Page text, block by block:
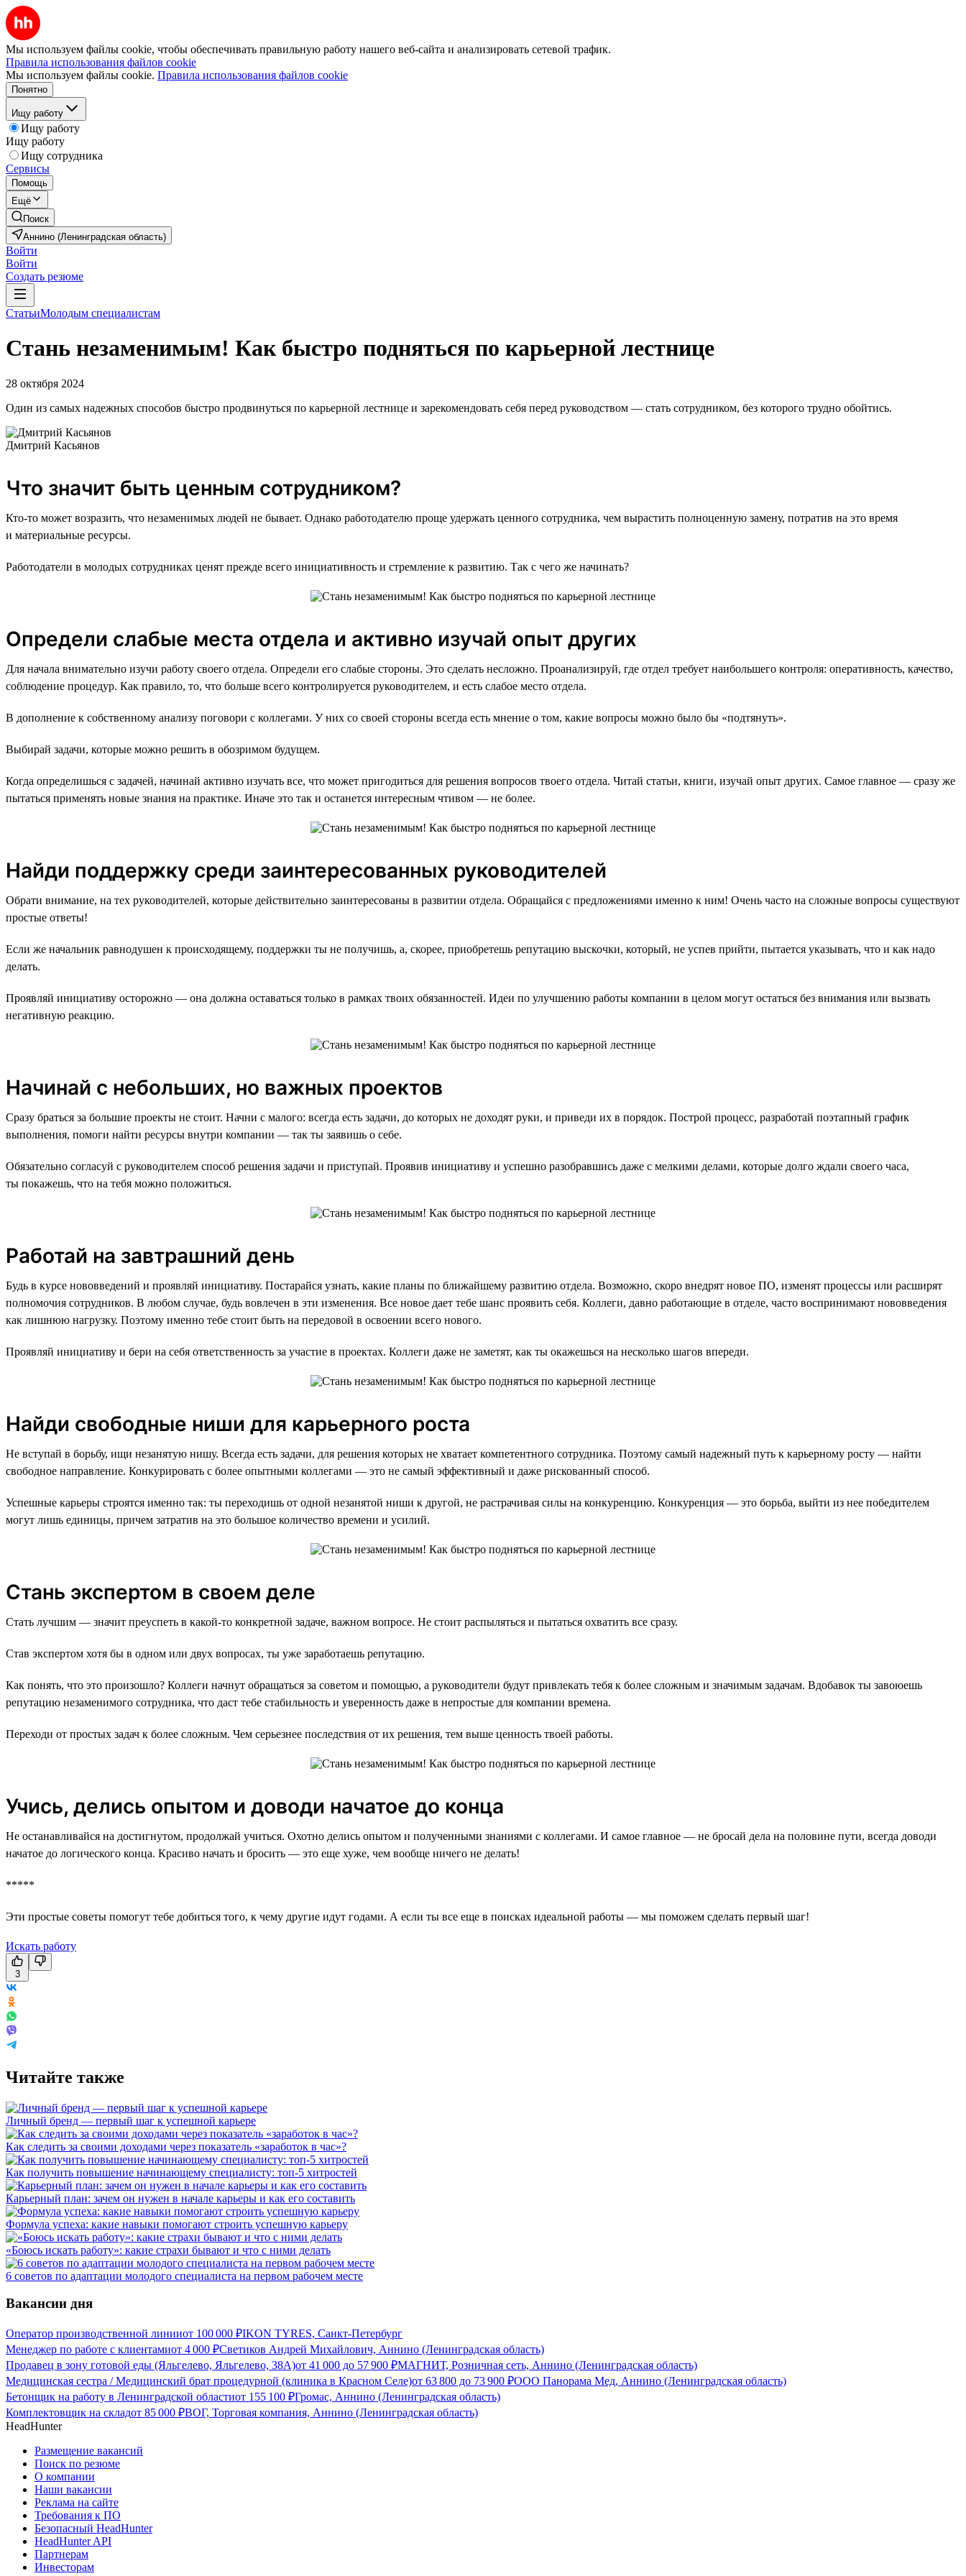
Мы используем файлы cookie, чтобы обеспечивать правильную работу нашего веб-сайта и анализировать сетевой трафик.
Правила использования файлов cookie
Мы используем файлы cookie. Правила использования файлов cookie
Понятно
Ищу работу
Ищу работу
Ищу работу
Ищу сотрудника
Сервисы
Помощь
Ещё
Поиск
Аннино (Ленинградская область)
Войти
Войти
Создать резюме
СтатьиМолодым специалистам
Стань незаменимым! Как быстро подняться по карьерной лестнице
28 октября 2024
Один из самых надежных способов быстро продвинуться по карьерной лестнице и зарекомендовать себя перед руководством — стать сотрудником, без которого трудно обойтись.
Дмитрий Касьянов
Что значит быть ценным сотрудником?
Кто-то может возразить, что незаменимых людей не бывает. Однако работодателю проще удержать ценного сотрудника, чем вырастить полноценную замену, потратив на это время
и материальные ресурсы.
Работодатели в молодых сотрудниках ценят прежде всего инициативность и стремление к развитию. Так с чего же начинать?
Определи слабые места отдела и активно изучай опыт других
Для начала внимательно изучи работу своего отдела. Определи его слабые стороны. Это сделать несложно. Проанализируй, где отдел требует наибольшего контроля: оперативность, качество,
соблюдение процедур. Как правило, то, что больше всего контролируется руководителем, и есть слабое место отдела.
В дополнение к собственному анализу поговори с коллегами. У них со своей стороны всегда есть мнение о том, какие вопросы можно было бы «подтянуть».
Выбирай задачи, которые можно решить в обозримом будущем.
Когда определишься с задачей, начинай активно изучать все, что может пригодиться для решения вопросов твоего отдела. Читай статьи, книги, изучай опыт других. Самое главное — сразу же
пытаться применять новые знания на практике. Иначе это так и останется интересным чтивом — не более.
Найди поддержку среди заинтересованных руководителей
Обрати внимание, на тех руководителей, которые действительно заинтересованы в развитии отдела. Обращайся с предложениями именно к ним! Очень часто на сложные вопросы существуют
простые ответы!
Если же начальник равнодушен к происходящему, поддержки ты не получишь, а, скорее, приобретешь репутацию выскочки, который, не успев прийти, пытается указывать, что и как надо
делать.
Проявляй инициативу осторожно — она должна оставаться только в рамках твоих обязанностей. Идеи по улучшению работы компании в целом могут остаться без внимания или вызвать
негативную реакцию.
Начинай с небольших, но важных проектов
Сразу браться за большие проекты не стоит. Начни с малого: всегда есть задачи, до которых не доходят руки, и приведи их в порядок. Построй процесс, разработай поэтапный график
выполнения, помоги найти ресурсы внутри компании — так ты заявишь о себе.
Обязательно согласуй с руководителем способ решения задачи и приступай. Проявив инициативу и успешно разобравшись даже с мелкими делами, которые долго ждали своего часа,
ты покажешь, что на тебя можно положиться.
Работай на завтрашний день
Будь в курсе нововведений и проявляй инициативу. Постарайся узнать, какие планы по ближайшему развитию отдела. Возможно, скоро внедрят новое ПО, изменят процессы или расширят
полномочия сотрудников. В любом случае, будь вовлечен в эти изменения. Все новое дает тебе шанс проявить себя. Коллеги, давно работающие в отделе, часто воспринимают нововведения
как лишнюю нагрузку. Поэтому именно тебе стоит быть на передовой в освоении всего нового.
Проявляй инициативу и бери на себя ответственность за участие в проектах. Коллеги даже не заметят, как ты окажешься на несколько шагов впереди.
Найди свободные ниши для карьерного роста
Не вступай в борьбу, ищи незанятую нишу. Всегда есть задачи, для решения которых не хватает компетентного сотрудника. Поэтому самый надежный путь к карьерному росту — найти
свободное направление. Конкурировать с более опытными коллегами — это не самый эффективный и даже рискованный способ.
Успешные карьеры строятся именно так: ты переходишь от одной незанятой ниши к другой, не растрачивая силы на конкуренцию. Конкуренция — это борьба, выйти из нее победителем
могут лишь единицы, причем затратив на это большое количество времени и усилий.
Стань экспертом в своем деле
Стать лучшим — значит преуспеть в какой-то конкретной задаче, важном вопросе. Не стоит распыляться и пытаться охватить все сразу.
Став экспертом хотя бы в одном или двух вопросах, ты уже заработаешь репутацию.
Как понять, что это произошло? Коллеги начнут обращаться за советом и помощью, а руководители будут привлекать тебя к более сложным и значимым задачам. Вдобавок ты завоюешь
репутацию незаменимого сотрудника, что даст тебе стабильность и уверенность даже в непростые для компании времена.
Переходи от простых задач к более сложным. Чем серьезнее последствия от их решения, тем выше ценность твоей работы.
Учись, делись опытом и доводи начатое до конца
Не останавливайся на достигнутом, продолжай учиться. Охотно делись опытом и полученными знаниями с коллегами. И самое главное — не бросай дела на половине пути, всегда доводи
начатое до логического конца. Красиво начать и бросить — это еще хуже, чем вообще ничего не делать!
*****
Эти простые советы помогут тебе добиться того, к чему другие идут годами. А если ты все еще в поисках идеальной работы — мы поможем сделать первый шаг!
Искать работу
3
Читайте также
Личный бренд — первый шаг к успешной карьере
Как следить за своими доходами через показатель «заработок в час»?
Как получить повышение начинающему специалисту: топ-5 хитростей
Карьерный план: зачем он нужен в начале карьеры и как его составить
Формула успеха: какие навыки помогают строить успешную карьеру
«Боюсь искать работу»: какие страхи бывают и что с ними делать
6 советов по адаптации молодого специалиста на первом рабочем месте
Вакансии дня
Оператор производственной линииот 100 000 ₽IKON TYRES, Санкт-Петербург
Менеджер по работе с клиентамиот 4 000 ₽Светиков Андрей Михайлович, Аннино (Ленинградская область)
Продавец в зону готовой еды (Яльгелево, Яльгелево, 38А)от 41 000 до 57 900 ₽МАГНИТ, Розничная сеть, Аннино (Ленинградская область)
Медицинская сестра / Медицинский брат процедурной (клиника в Красном Селе)от 63 800 до 73 900 ₽ООО Панорама Мед, Аннино (Ленинградская область)
Бетонщик на работу в Ленинградской областиот 155 100 ₽Громас, Аннино (Ленинградская область)
Комплектовщик на складот 85 000 ₽ВОГ, Торговая компания, Аннино (Ленинградская область)
HeadHunter
Размещение вакансий
Поиск по резюме
О компании
Наши вакансии
Реклама на сайте
Требования к ПО
Безопасный HeadHunter
HeadHunter API
Партнерам
Инвесторам